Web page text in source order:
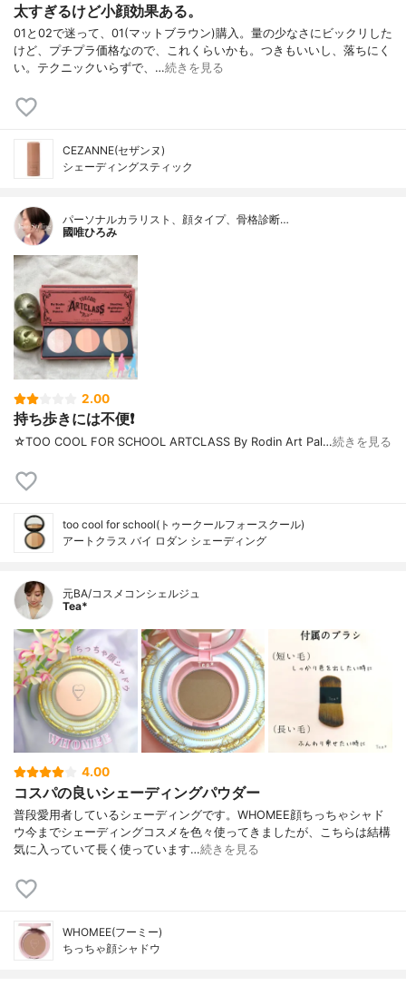
太すぎるけど小顔効果ある。
01と02で迷って、01(マットブラウン)購入。量の少なさにビックリした
けど、プチプラ価格なので、これくらいかも。つきもいいし、落ちにく
い。テクニックいらずで、…続きを見る
CEZANNE(セザンヌ)
シェーディングスティック
パーソナルカラリスト、顔タイプ、骨格診断…
國唯ひろみ
2.00
持ち歩きには不便❗
☆TOO COOL FOR SCHOOL ARTCLASS By Rodin Art Pal…続きを見る
too cool for school(トゥークールフォースクール)
アートクラス バイ ロダン シェーディング
元BA/コスメコンシェルジュ
Tea*
4.00
コスパの良いシェーディングパウダー
普段愛用者しているシェーディングです。WHOMEE顔ちっちゃシャド
ウ今までシェーディングコスメを色々使ってきましたが、こちらは結構
気に入っていて長く使っています…続きを見る
WHOMEE(フーミー)
ちっちゃ顔シャドウ